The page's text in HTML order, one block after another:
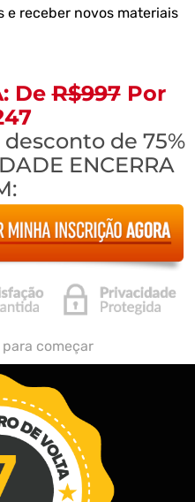
e receber novos materiais
DeR$997Por
de 75%
ENCERRA
começar